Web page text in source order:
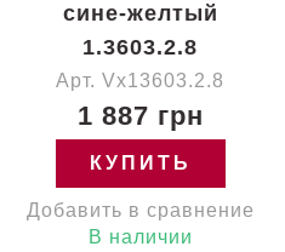
сине-желтый
1.3603.2.8
Арт. Vx13603.2.8
1 887 грн
КУПИТЬ
Добавить в сравнение
В наличии